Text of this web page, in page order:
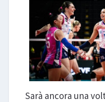
Sarà ancora una